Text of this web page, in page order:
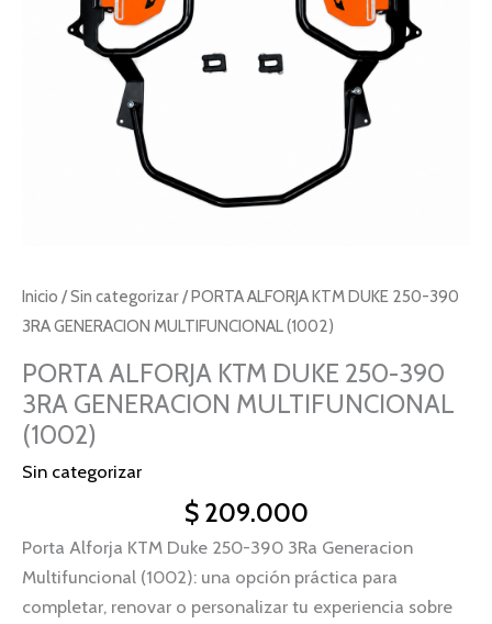
Inicio /Sin categorizar/ PORTA ALFORJA KTM DUKE 250-390
3RA GENERACION MULTIFUNCIONAL (1002)
PORTA ALFORJA KTM DUKE 250-390
3RA GENERACION MULTIFUNCIONAL
(1002)
Sin categorizar
$209.000
Porta Alforja KTM Duke 250-390 3Ra Generacion
Multifuncional (1002): una opción práctica para
completar, renovar o personalizar tu experiencia sobre
GENERACION
MULTIFUNCIONAL